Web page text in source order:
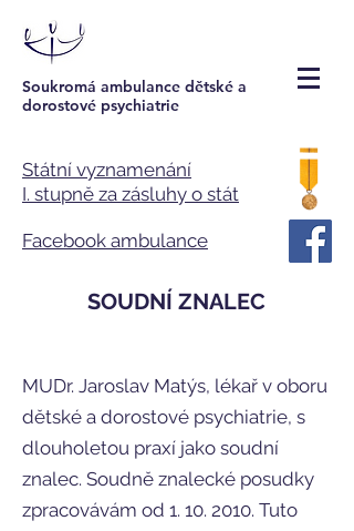
Soukromá ambulance dětské a
dorostové psychiatrie
Státní vyznamenání
I. stupně za zásluhy o stát
Facebook ambulance
SOUDNÍ ZNALEC
MUDr. Jaroslav Matýs, lékař v oboru
dětské a dorostové psychiatrie, s
dlouholetou praxí jako soudní
znalec. Soudně znalecké posudky
zpracovávám od 1. 10. 2010. Tuto